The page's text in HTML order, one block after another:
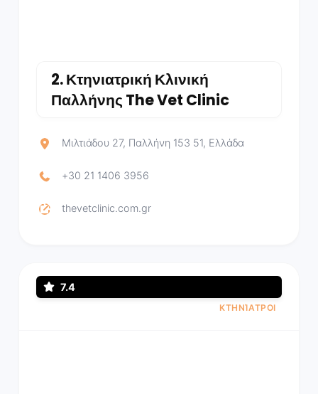
2.Κτηνιατρική Κλινική
Παλλήνης The Vet Clinic
Μιλτιάδου 27, Παλλήνη 153 51, Ελλάδα
+30 21 1406 3956
thevetclinic.com.gr
7.4
ΚΤΗΝΊΑΤΡΟΙ